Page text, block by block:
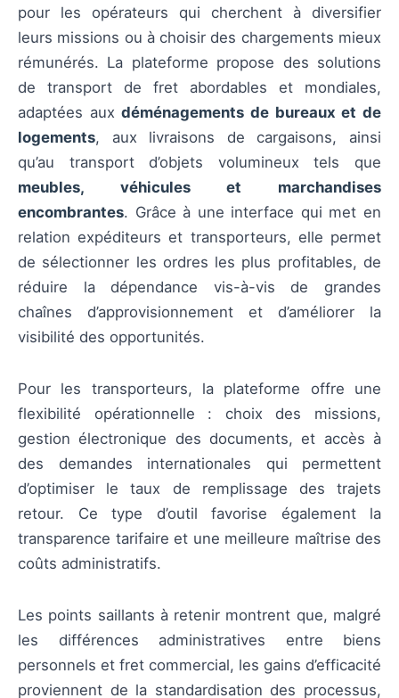
pour les opérateurs qui cherchent à diversifier
leurs missions ou à choisir des chargements mieux
rémunérés. La plateforme propose des solutions
de transport de fret abordables et mondiales,
adaptées auxdéménagements de bureaux et de
logements, aux livraisons de cargaisons, ainsi
qu’au transport d’objets volumineux tels que
meubles, véhicules et marchandises
encombrantes. Grâce à une interface qui met en
relation expéditeurs et transporteurs, elle permet
de sélectionner les ordres les plus profitables, de
réduire la dépendance vis-à-vis de grandes
chaînes d’approvisionnement et d’améliorer la
visibilité des opportunités.
Pour les transporteurs, la plateforme offre une
flexibilité opérationnelle : choix des missions,
gestion électronique des documents, et accès à
des demandes internationales qui permettent
d’optimiser le taux de remplissage des trajets
retour. Ce type d’outil favorise également la
transparence tarifaire et une meilleure maîtrise des
coûts administratifs.
Les points saillants à retenir montrent que, malgré
les différences administratives entre biens
personnels et fret commercial, les gains d’efficacité
proviennent de la standardisation des processus,